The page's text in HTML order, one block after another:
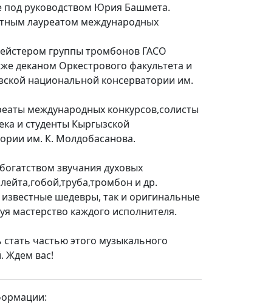
под руководством Юрия Башмета.
лауреатом международных
группы тромбонов ГАСО
деканом Оркестрового факультета и
национальной консерватории им.
международных конкурсов,солисты
и студенты Кыргызской
им. К. Молдобасанова.
звучания духовых
и др.
шедевры, так и оригинальные
мастерство каждого исполнителя.
частью этого музыкального
Ждем вас!